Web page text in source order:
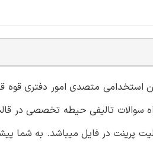
استخدامی متصدی امور دفتری
پرینت در فایل میباشد. به شما